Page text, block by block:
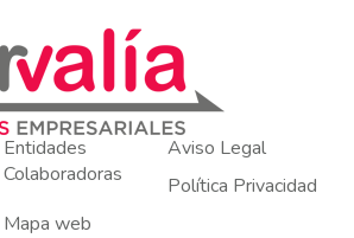
Entidades
Colaboradoras
Aviso Legal
Política Privacidad
Mapa web